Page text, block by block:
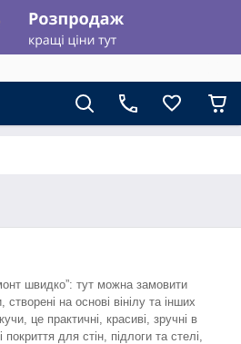
швидко”: тут можна замовити
створені на основі вінілу та інших
це практичні, красиві, зручні в
для стін, підлоги та стелі,